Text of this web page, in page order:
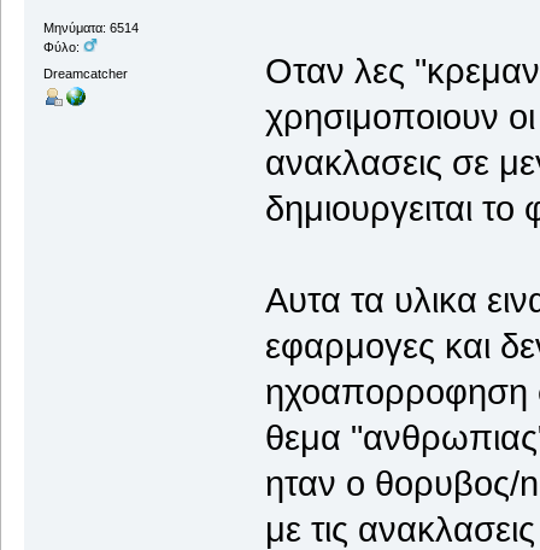
Μηνύματα: 6514
Φύλο:
Dreamcatcher
Οταν λες
χρησιμοποιουν
ανακλασεις σε
δημιουργειται
Αυτα τα υλικα
εφαρμογες και
ηχοαπορροφηση
θεμα
ηταν ο θορυβος/
με τις